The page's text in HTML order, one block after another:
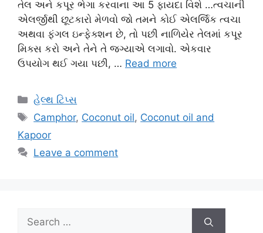
તેલ અને કપૂર ભેગા કરવાના આ 5 ફાયદા વિશે …ત્વચાની
એલર્જીથી છૂટકારો મેળવો જો તમને કોઈ એલર્જિક ત્વચા
અથવા ફંગલ ઇન્ફેક્શન છે, તો પછી નાળિયેર તેલમાં કપૂર
મિક્સ કરો અને તેને તે જગ્યાએ લગાવો. એકવાર
ઉપયોગ થઈ ગયા પછી, … Read more
Categories
હેલ્થ ટિપ્સ
Tags
Camphor, Coconut oil, Coconut oil and
Kapoor
Leave a comment
Search
for: